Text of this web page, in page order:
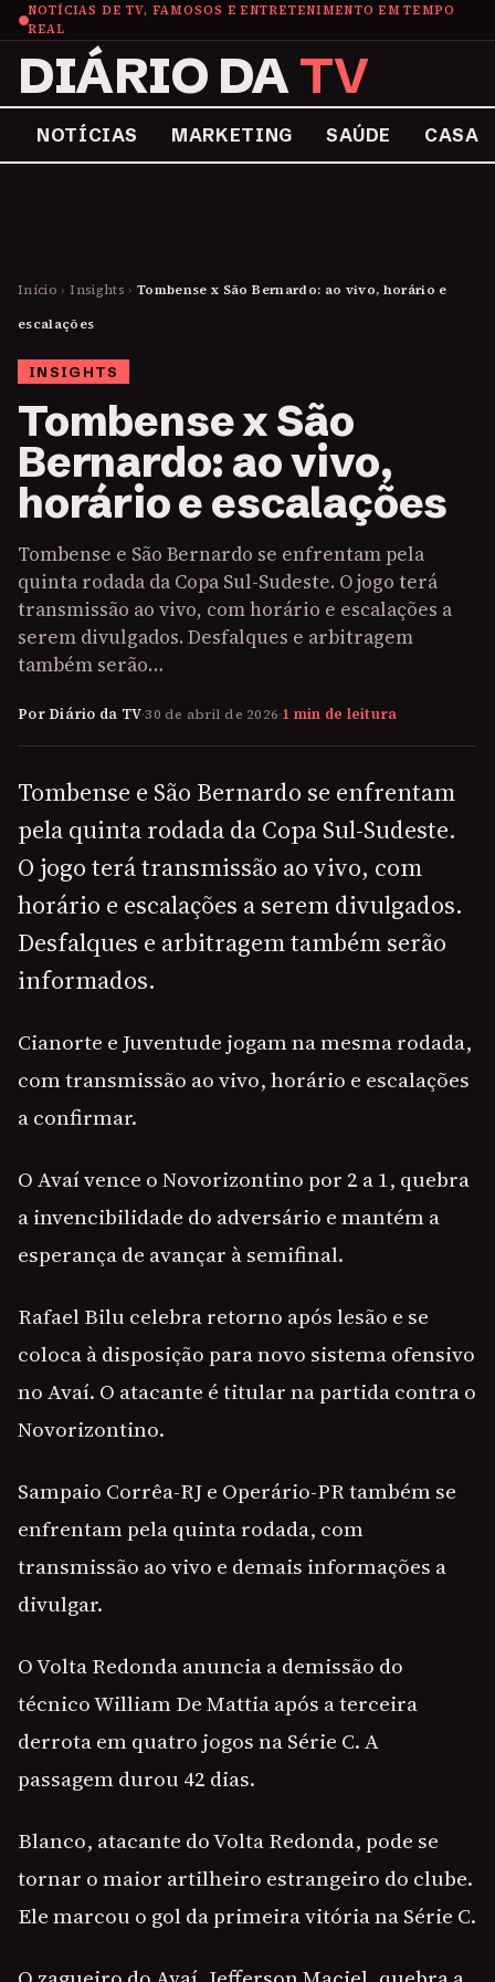
NOTÍCIAS DE TV, FAMOSOS E ENTRETENIMENTO EM TEMPO
REAL
DIÁRIO DATV
NOTÍCIAS MARKETING SAÚDE CASA
Início › Insights › Tombense x São Bernardo: ao vivo, horário e
escalações
INSIGHTS
Tombense x São
Bernardo: ao vivo,
horário e escalações
Tombense e São Bernardo se enfrentam pela
quinta rodada da Copa Sul-Sudeste. O jogo terá
transmissão ao vivo, com horário e escalações a
serem divulgados. Desfalques e arbitragem
também serão…
Por Diário da TV·30 de abril de 2026·1 min de leitura
Tombense e São Bernardo se enfrentam
pela quinta rodada da Copa Sul-Sudeste.
O jogo terá transmissão ao vivo, com
horário e escalações a serem divulgados.
Desfalques e arbitragem também serão
informados.
Cianorte e Juventude jogam na mesma rodada,
com transmissão ao vivo, horário e escalações
a confirmar.
O Avaí vence o Novorizontino por 2 a 1, quebra
a invencibilidade do adversário e mantém a
esperança de avançar à semifinal.
Rafael Bilu celebra retorno após lesão e se
coloca à disposição para novo sistema ofensivo
no Avaí. O atacante é titular na partida contra o
Novorizontino.
Sampaio Corrêa-RJ e Operário-PR também se
enfrentam pela quinta rodada, com
transmissão ao vivo e demais informações a
divulgar.
O Volta Redonda anuncia a demissão do
técnico William De Mattia após a terceira
derrota em quatro jogos na Série C. A
passagem durou 42 dias.
Blanco, atacante do Volta Redonda, pode se
tornar o maior artilheiro estrangeiro do clube.
Ele marcou o gol da primeira vitória na Série C.